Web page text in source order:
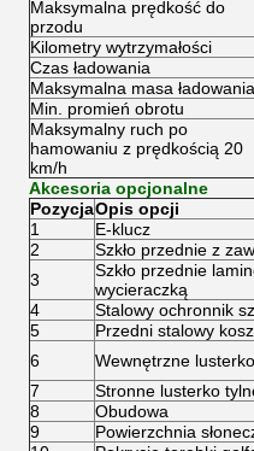
Maksymalna prędkość do
przodu
Kilometry wytrzymałości
Czas ładowania
Maksymalna masa ładowania
Min. promień obrotu
Maksymalny ruch po
hamowaniu z prędkością 20
km/h
Akcesoria opcjonalne
PozycjaOpis opcji
1
E-klucz
2
Szkło przednie z
3
Szkło przednie
wycieraczką
4
Stalowy ochronnik
5
Przedni stalowy
6
Wewnętrzne
7
Stronne lusterko
8
Obudowa
9
Powierzchnia